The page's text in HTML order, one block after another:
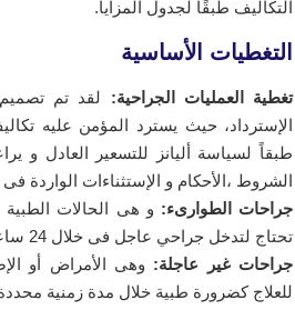
التكاليف طبقًا لجدول المزايا.
التغطيات الأساسية
تغطية العمليات الجراحية: لقد تم
الإسترداد، حيث يسترد المؤمن عليه
طبقاً لسياسة أليانز للتسعير العادل و
الشروط ،الأحكام و الإستثناءات الواردة فى
جراحات الطوارىء: و هى الحالات الطبية
تحتاج لتدخل جراحي عاجل فى خلال 24 ساعة من المرض أو الإصابة.
جراحات غير عاجلة: وهى الأمراض أو
للعلاج كضرورة طبية خلال مدة زمنية